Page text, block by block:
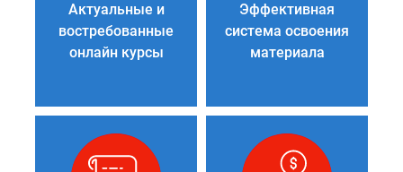
Актуальные и
востребованные
онлайн курсы
Эффективная
система освоения
материала